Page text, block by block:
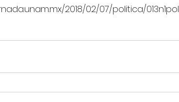
2018/02/07/politica/013n1pol